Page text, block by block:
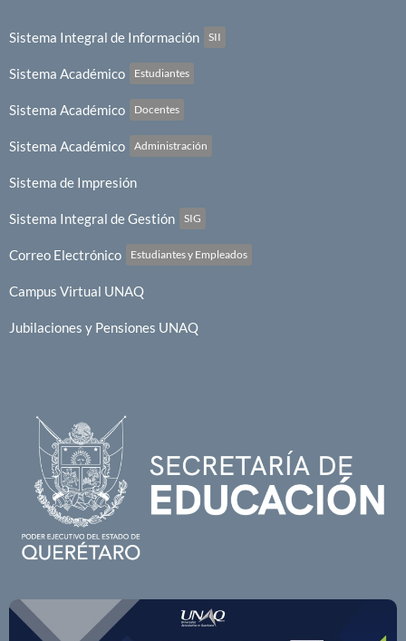
Sistema Integral de Información SII
Sistema Académico Estudiantes
Sistema Académico Docentes
Sistema Académico Administración
Sistema de Impresión
Sistema Integral de Gestión SIG
Correo Electrónico Estudiantes y Empleados
Campus Virtual UNAQ
Jubilaciones y Pensiones UNAQ